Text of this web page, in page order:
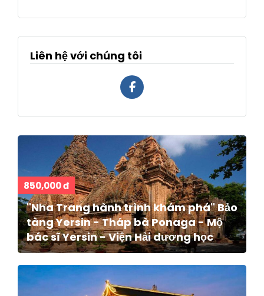
Liên hệ với chúng tôi
850,000 đ
"Nha Trang hành trình khám phá" Bảo
tàng Yersin - Tháp bà Ponaga - Mộ
bác sĩ Yersin - Viện Hải dương học